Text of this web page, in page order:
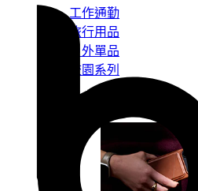
工作通勤
旅行用品
戶外單品
校園系列